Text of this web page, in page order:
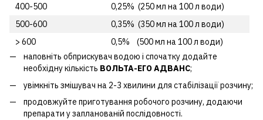
400-500
0,25% (250 мл на 100 л води)
500-600
0,35% (350 мл на 100 л води)
> 600
0,5% (500 мл на 100 л води)
наповніть обприскувач водою і спочатку додайте
необхідну кількість ВОЛЬТА-ЕГО АДВАНС;
увімкніть змішувач на 2-3 хвилини для стабілізації розчину;
продовжуйте приготування робочого розчину, додаючи
препарати у запланованій послідовності.